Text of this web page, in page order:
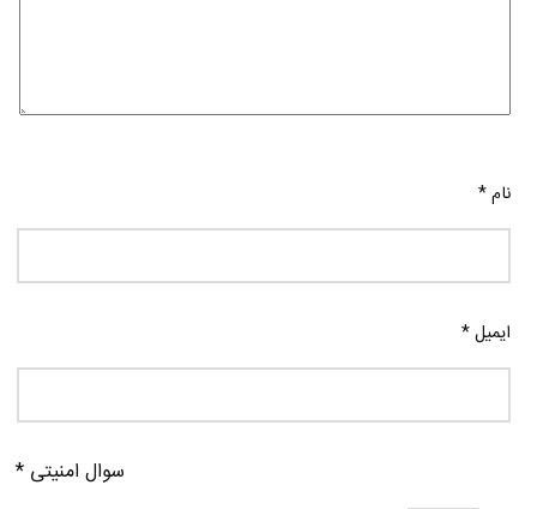
نام*
ایمیل*
سوال امنیتی *